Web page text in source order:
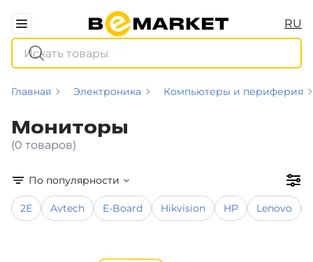
RU
Главная Электроника Компьютеры и периферия
Мониторы
(0 товаров)
По популярности
2E Avtech E-Board Hikvision HP Lenovo